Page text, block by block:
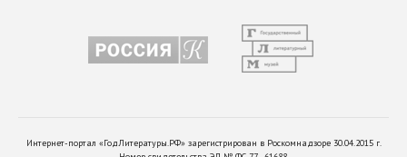
Интернет-портал «ГодЛитературы.РФ» зарегистрирован в Роскомнадзоре 30.04.2015 г.